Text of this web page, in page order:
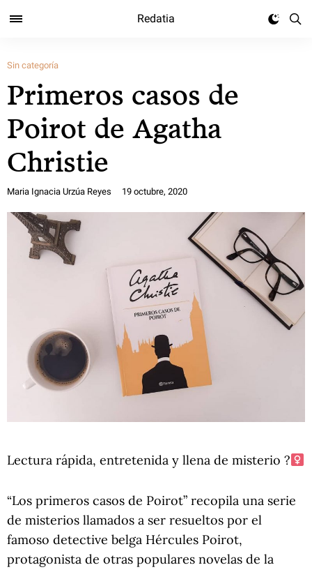
Redatia
Sin categoría
Primeros casos de
Poirot de Agatha
Christie
Maria Ignacia Urzúa Reyes 19 octubre, 2020
Lectura rápida, entretenida y llena de misterio ?
“Los primeros casos de Poirot” recopila una serie
de misterios llamados a ser resueltos por el
famoso detective belga Hércules Poirot,
protagonista de otras populares novelas de la